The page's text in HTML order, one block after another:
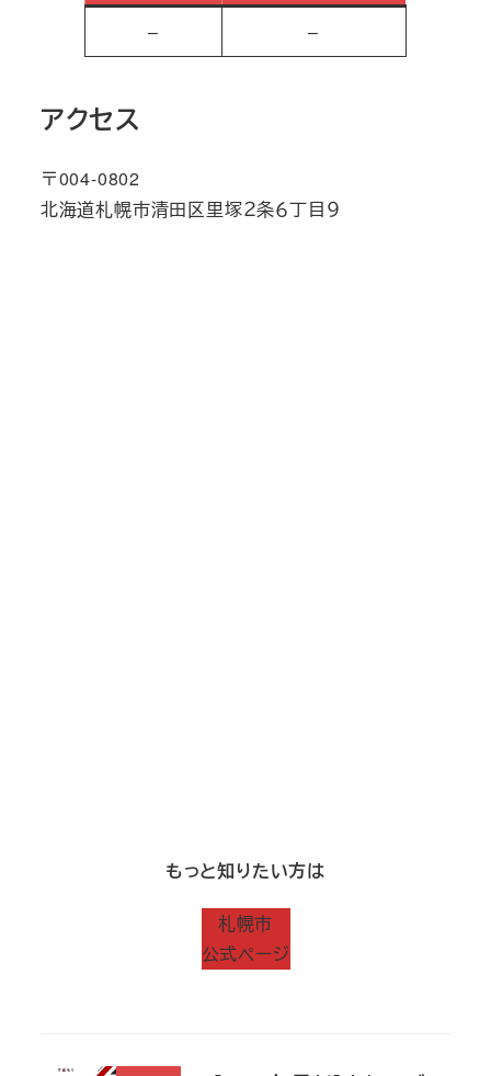
– –
アクセス
〒004-0802
北海道札幌市清田区里塚２条６丁目９
もっと知りたい方は
札幌市
公式ページ